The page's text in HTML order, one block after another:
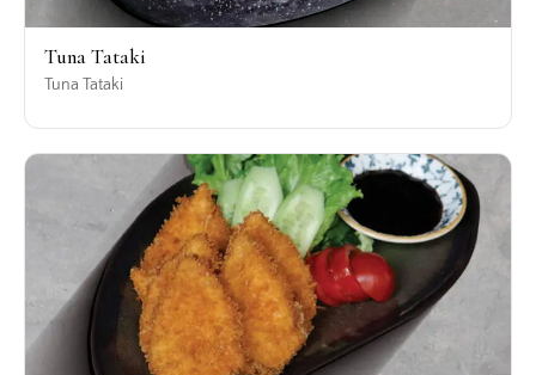
Tuna Tataki
Tuna Tataki